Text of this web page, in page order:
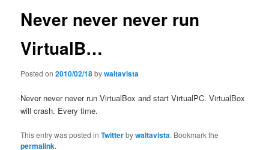
Never never never run
VirtualB…
Posted on2010/02/18bywaltavista
Never never never run VirtualBox and start VirtualPC. VirtualBox
will crash. Every time.
This entry was posted inTwitterbywaltavista. Bookmark the
permalink.